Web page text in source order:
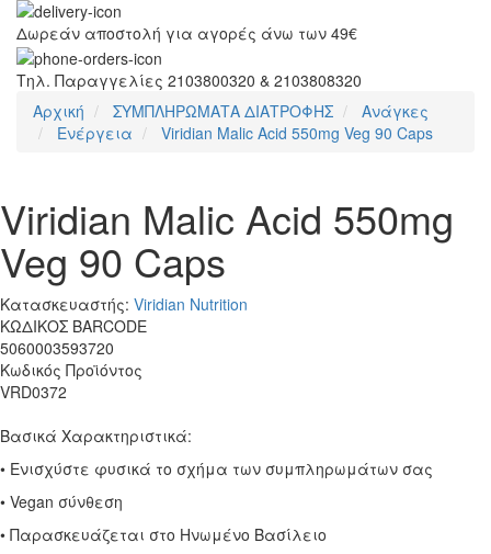
Δωρεάν αποστολή για αγορές άνω των 49€
Τηλ. Παραγγελίες 2103800320 & 2103808320
Αρχική
ΣΥΜΠΛΗΡΩΜΑΤΑ ΔΙΑΤΡΟΦΗΣ
Ανάγκες
Ενέργεια
Viridian Malic Acid 550mg Veg 90 Caps
Viridian Malic Acid 550mg
Veg 90 Caps
Κατασκευαστής: Viridian Nutrition
ΚΩΔΙΚΟΣ BARCODE
5060003593720
Κωδικός Προϊόντος
VRD0372
Βασικά Χαρακτηριστικά:
• Ενισχύστε φυσικά το σχήμα των συμπληρωμάτων σας
• Vegan σύνθεση
• Παρασκευάζεται στο Ηνωμένο Βασίλειο